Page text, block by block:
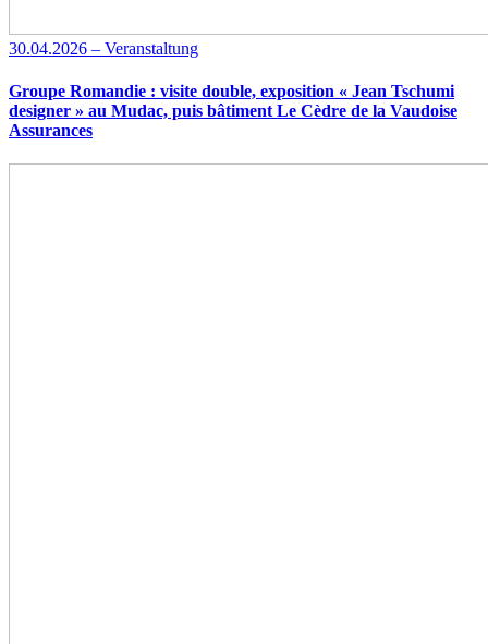
30.04.2026 – Veranstaltung
Groupe Romandie : visite double, exposition « Jean Tschumi
designer » au Mudac, puis bâtiment Le Cèdre de la Vaudoise
Assurances